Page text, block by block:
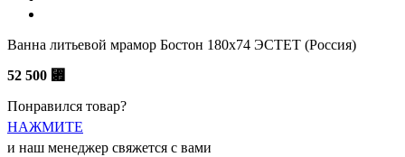
Ванна литьевой мрамор Бостон 180х74 ЭСТЕТ (Россия)
52 500 ⃏
Понравился товар?
НАЖМИТЕ
и наш менеджер свяжется с вами